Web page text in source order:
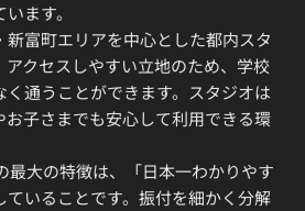
ます。
新富町エリアを中心とした都内スタ
クセスしやすい立地のため、学校
通うことができます。スタジオは
子さまでも安心して利用できる環
最大の特徴は、「日本一わかりやす
ていることです。振付を細かく分解